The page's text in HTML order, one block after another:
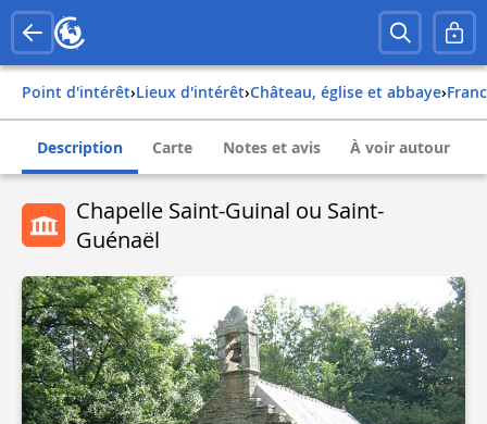
Point d'intérêt› Lieux d'intérêt› Château, église et abbaye›
Description Carte Notes et avis À voir autour
Chapelle Saint-Guinal ou Saint-
Guénaël